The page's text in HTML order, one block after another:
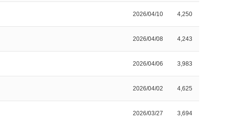
2026/04/10 4,250
2026/04/08 4,243
2026/04/06 3,983
2026/04/02 4,625
2026/03/27 3,694